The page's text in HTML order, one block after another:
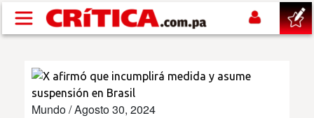
Pasar al contenido principal
SUCESOS
Mundo /Agosto 30, 2024